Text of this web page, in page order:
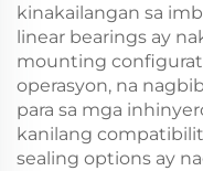
kinakailangan sa
linear bearings ay
mounting
operasyon, na
para sa mga
kanilang
sealing options ay